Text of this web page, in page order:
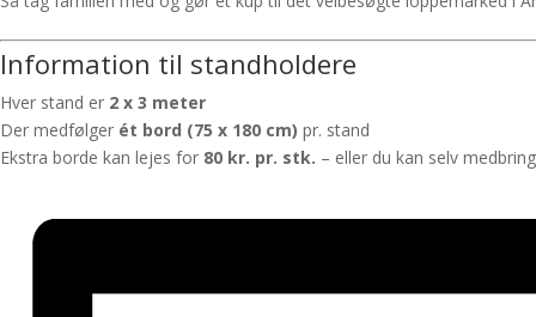
Information til standholdere
Hver stand er 2 x 3 meter
Der medfølger ét bord (75 x 180 cm) pr. stand
Ekstra borde kan lejes for 80 kr. pr. stk. – eller du kan selv